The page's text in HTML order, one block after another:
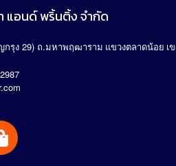
แอนด์ พริ้นติ้ง จำกัด
กรุง 29) ถ.มหาพฤฒาราม แขวงตลาดน้อย เ